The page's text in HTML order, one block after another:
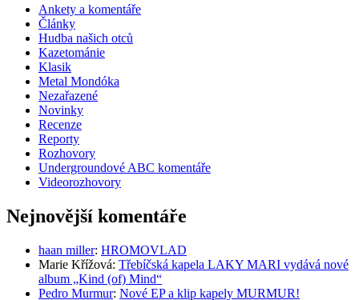
Ankety a komentáře
Články
Hudba našich otců
Kazetománie
Klasik
Metal Mondóka
Nezařazené
Novinky
Recenze
Reporty
Rozhovory
Undergroundové ABC komentáře
Videorozhovory
Nejnovější komentáře
haan miller: HROMOVLAD
Marie Křížová: Třebíčská kapela LAKY MARI vydává nové
album „Kind (of) Mind“
Pedro Murmur: Nové EP a klip kapely MURMUR!